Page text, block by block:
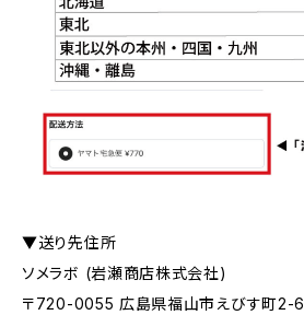
▼送り先住所
ソメラボ (岩瀬商店株式会社)
〒720-0055 広島県福山市えびす町2-6